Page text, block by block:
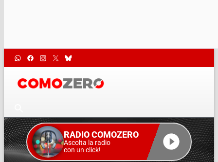
RADIO COMOZERO
Ascolta la radio
con un click!